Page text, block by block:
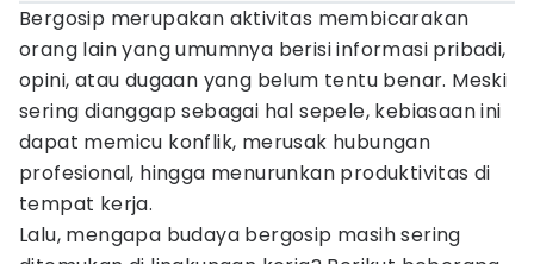
Bergosip merupakan aktivitas membicarakan
orang lain yang umumnya berisi informasi pribadi,
opini, atau dugaan yang belum tentu benar. Meski
sering dianggap sebagai hal sepele, kebiasaan ini
dapat memicu konflik, merusak hubungan
profesional, hingga menurunkan produktivitas di
tempat kerja.
Lalu, mengapa budaya bergosip masih sering